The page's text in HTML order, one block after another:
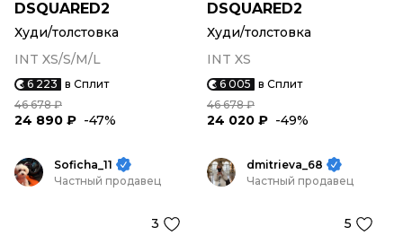
DSQUARED2
Худи/толстовка
INT XS/S/M/L
6 223 в Сплит
46 678 ₽
24 890 ₽ -47%
DSQUARED2
Худи/толстовка
INT XS
6 005 в Сплит
46 678 ₽
24 020 ₽ -49%
Soficha_11
Частный продавец
3
dmitrieva_68
Частный продавец
5